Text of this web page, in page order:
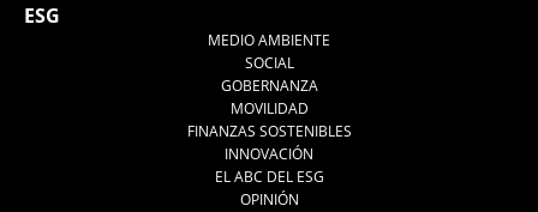
ESG
MEDIO AMBIENTE
SOCIAL
GOBERNANZA
MOVILIDAD
FINANZAS SOSTENIBLES
INNOVACIÓN
EL ABC DEL ESG
OPINIÓN